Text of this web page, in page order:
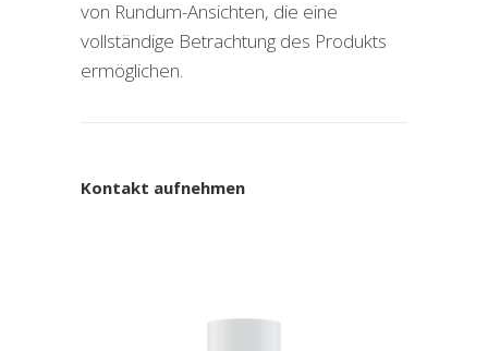
von Rundum-Ansichten, die eine
vollständige Betrachtung des Produkts
ermöglichen.
Kontakt aufnehmen